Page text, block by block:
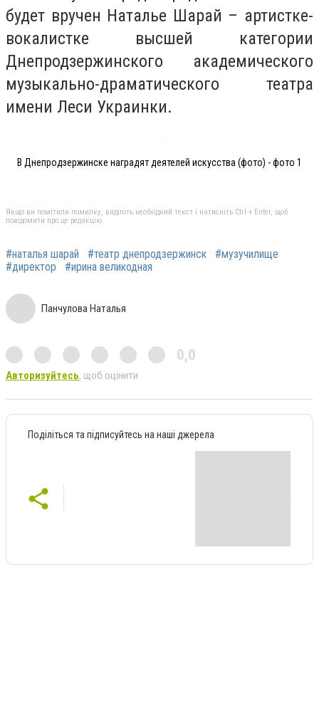
будет вручен Наталье Шарай – артистке-
вокалистке высшей категории
Днепродзержинского академического
музыкально-драматического театра
имени Леси Украинки.
В Днепродзержинске наградят деятелей искусства (фото) - фото 1
Якщо ви помітили помилку, виділіть необхідний текст і натисніть Ctrl + Enter, щоб
повідомити про це редакцію
#наталья шарай #театр днепродзержинск
#музучилище
#директор
#ирина великодная
Панчулова Наталья
0,0
Авторизуйтесь, щоб оцінити
Поділіться та підписуйтесь на наші джерела